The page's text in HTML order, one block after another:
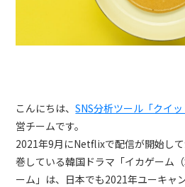
ログイン
こんにちは、SNS分析ツール「クイッ
営チームです。
2021年9月にNetflixで配信が開始し
巻している韓国ドラマ「イカゲーム
ーム」は、日本でも2021年ユーキャ